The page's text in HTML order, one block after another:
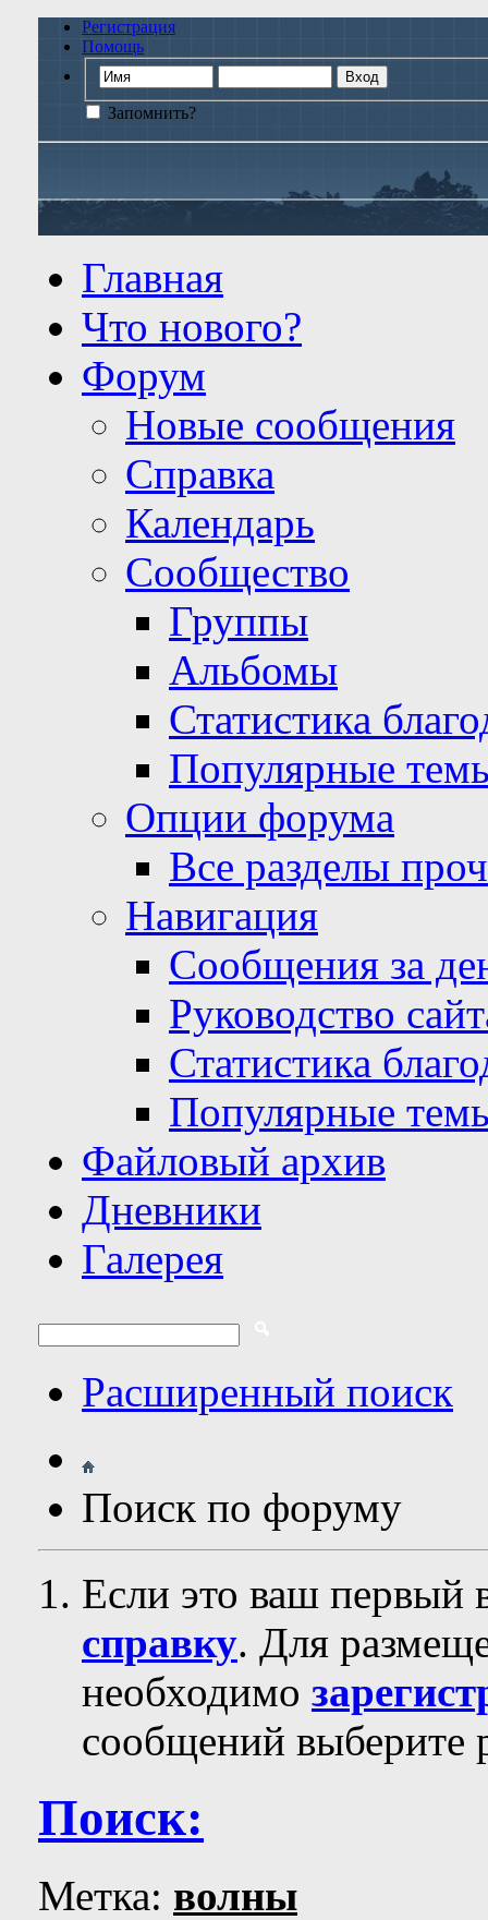
Регистрация
Помощь
Запомнить?
Главная
Что нового?
Форум
Новые сообщения
Справка
Календарь
Сообщество
Группы
Альбомы
Статистика
Популярные
Опции форума
Все разделы
Навигация
Сообщения за
Руководство
Статистика
Популярные
Файловый архив
Дневники
Галерея
Расширенный поиск
Поиск по форуму
Если это ваш первый
справку. Для
необходимо
сообщений выберите
Поиск:
Метка: волны